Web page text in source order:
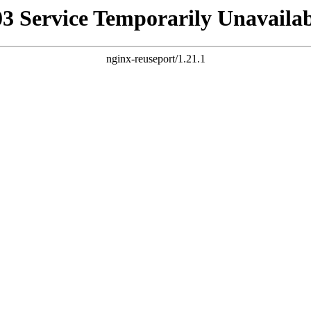
Service Temporarily
nginx-reuseport/1.21.1